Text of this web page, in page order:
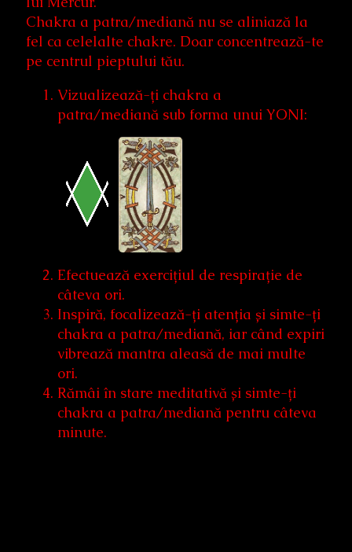
Chakra a patra/mediană nu se aliniază la
fel ca celelalte chakre. Doar concentrează-te
pe centrul pieptului tău.
Vizualizează-ți chakra a
patra/mediană sub forma unui YONI:
Efectuează exercițiul de respirație de
câteva ori.
Inspiră, focalizează-ți atenția și simte-ți
chakra a patra/mediană, iar când expiri
vibrează mantra aleasă de mai multe
ori.
Rămâi în stare meditativă și simte-ți
chakra a patra/mediană pentru câteva
minute.